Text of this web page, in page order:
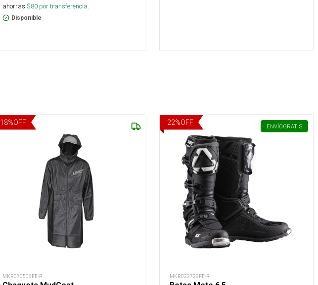
ahorras $80 por transferencia.
Disponible
18%OFF
MKR070506FE-R
22%OFF ENVÍOGRATIS
MKR022729FE-R